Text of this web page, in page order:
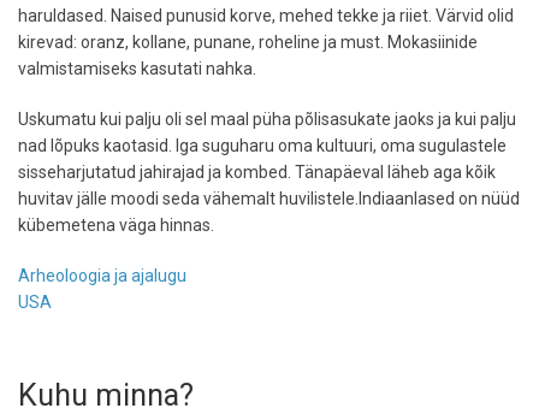
haruldased. Naised punusid korve, mehed tekke ja riiet. Värvid olid
kirevad: oranz, kollane, punane, roheline ja must. Mokasiinide
valmistamiseks kasutati nahka.
Uskumatu kui palju oli sel maal püha põlisasukate jaoks ja kui palju
nad lõpuks kaotasid. Iga suguharu oma kultuuri, oma sugulastele
sisseharjutatud jahirajad ja kombed. Tänapäeval läheb aga kõik
huvitav jälle moodi seda vähemalt huvilistele.Indiaanlased on nüüd
kübemetena väga hinnas.
Arheoloogia ja ajalugu
USA
Kuhu minna?